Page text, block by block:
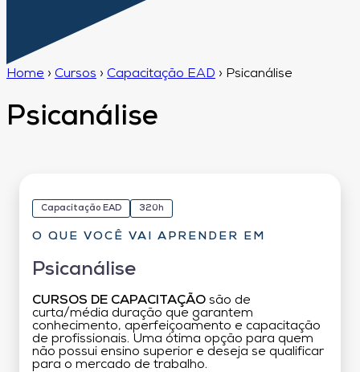
Home › Cursos › Capacitação EAD › Psicanálise
Psicanálise
Capacitação EAD 320h
O QUE VOCÊ VAI APRENDER EM
Psicanálise
CURSOS DE CAPACITAÇÃO são de
curta/média duração que garantem
conhecimento, aperfeiçoamento e capacitação
de profissionais. Uma ótima opção para quem
não possui ensino superior e deseja se qualificar
para o mercado de trabalho.